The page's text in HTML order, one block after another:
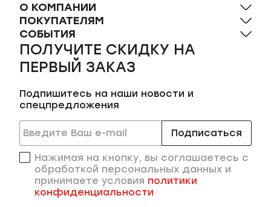
О КОМПАНИИ
ПОКУПАТЕЛЯМ
СОБЫТИЯ
ПОЛУЧИТЕ СКИДКУ НА
ПЕРВЫЙ ЗАКАЗ
Подпишитесь на наши новости и
спецпредложения
Подписаться
Нажимая на кнопку, вы соглашаетесь с
обработкой персональных данных и
принимаете условия политики
конфиденциальности